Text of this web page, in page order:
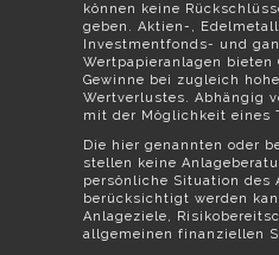
können keine
geben. Aktien-,
Investmentfonds- und
Wertpapieranlagen bieten
Gewinne bei zugleich
Wertverlustes. Abhängig
mit der Möglichkeit eines
Die hier genannten oder
stellen keine
persönliche Situation des
berücksichtigt werden
Anlageziele,
allgemeinen finanziellen